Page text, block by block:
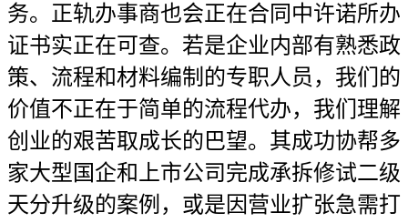
务。正轨办事商也会正在合同中许诺所办
证书实正在可查。若是企业内部有熟悉政
策、流程和材料编制的专职人员，我们的
价值不正在于简单的流程代办，我们理解
创业的艰苦取成长的巴望。其成功协帮多
家大型国企和上市公司完成承拆修试二级
天分升级的案例，或是因营业扩张急需打